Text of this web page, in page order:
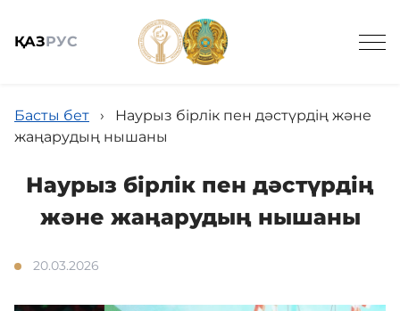
ҚАЗРУС
Басты бет ›
Наурыз бірлік пен дәстүрдің және
жаңарудың нышаны
Наурыз бірлік пен дәстүрдің
және жаңарудың нышаны
20.03.2026